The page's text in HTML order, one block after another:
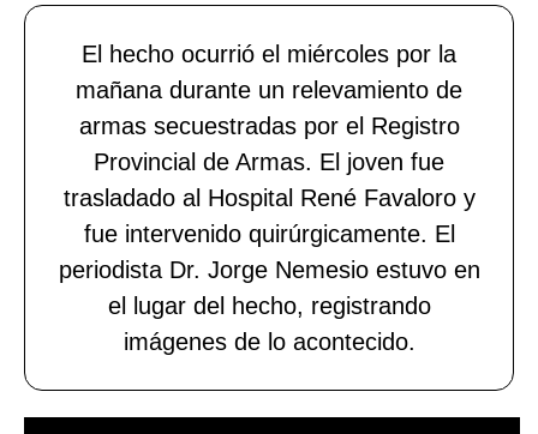
El hecho ocurrió el miércoles por la
mañana durante un relevamiento de
armas secuestradas por el Registro
Provincial de Armas. El joven fue
trasladado al Hospital René Favaloro y
fue intervenido quirúrgicamente. El
periodista Dr. Jorge Nemesio estuvo en
el lugar del hecho, registrando
imágenes de lo acontecido.